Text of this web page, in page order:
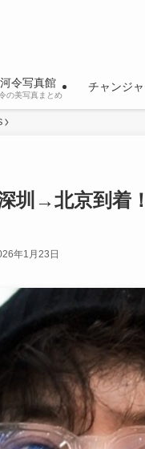
令写真館
の美写真まとめ
チャンジ
圳→北京到着
年1月23日